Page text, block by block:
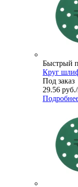
Быстрый
Круг
Под заказ
29.56 руб.